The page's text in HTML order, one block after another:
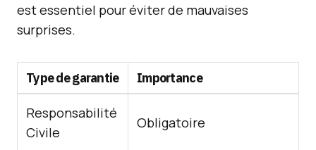
est essentiel pour éviter de mauvaises
surprises.
Type de garantie Importance
Responsabilité
Civile
Obligatoire